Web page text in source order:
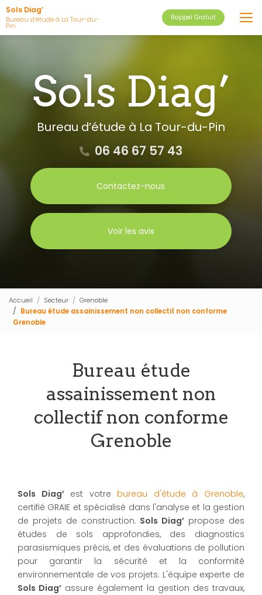
Aller
au
contenu
Sols Diag’
Bureau d’étude à La Tour-du-
Pin
Rappel Gratuit
Bureau d’étude à La Tour-du-Pin
06 46 67 57 43
Contactez-nous
Voir les avis
Accueil Secteur
Grenoble
Bureau étude assainissement non collectif non conforme
Grenoble
Bureau étude
assainissement non
collectif non conforme
Grenoble
Sols Diag’est votre bureau d'étude à Grenoble,
certifié GRAIE et spécialisé dans l'analyse et la gestion
de projets de construction. Sols Diag’ propose des
études de sols approfondies, des diagnostics
parasismiques précis, et des évaluations de pollution
pour garantir la sécurité et la conformité
environnementale de vos projets. L'équipe experte de
Sols Diag’ assure également la gestion des travaux,